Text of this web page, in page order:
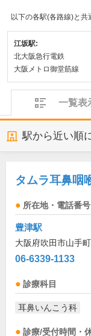
以下の各駅(各路線)と
江坂駅:
北大阪急行電鉄
大阪メトロ御堂筋線
一覧表
駅から近い順
タムラ耳鼻咽
所在地・電話番号
豊津駅
大阪府吹田市山手
06-6339-1133
診療科目
耳鼻いんこう科
診療/受付時間・